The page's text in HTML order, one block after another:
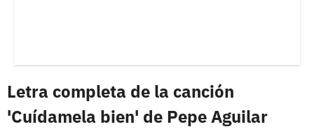
Letra completa de la canción
'Cuídamela bien' de Pepe Aguilar